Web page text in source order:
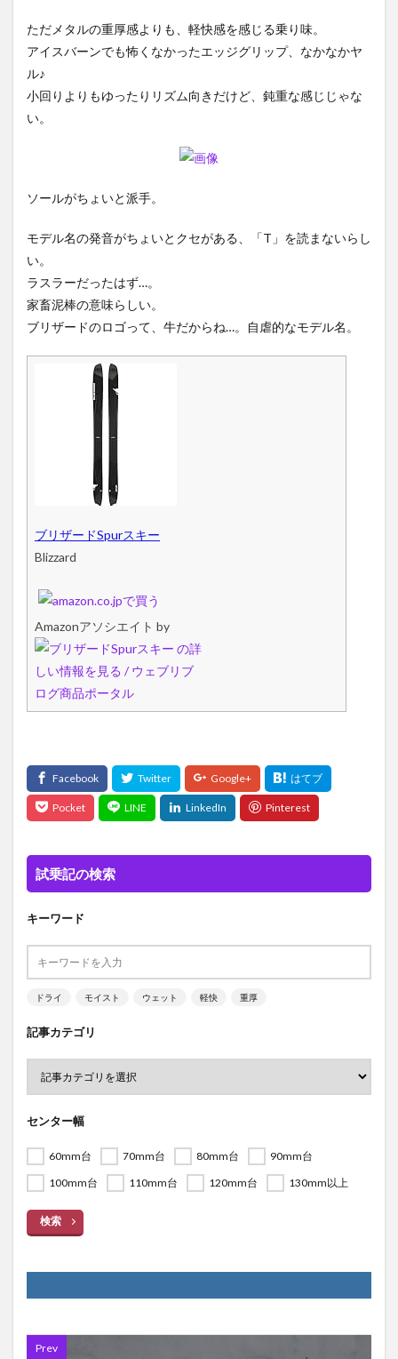
ただメタルの重厚感よりも、軽快感を感じる乗り味。
アイスバーンでも怖くなかったエッジグリップ、なかなかヤ
ル♪
小回りよりもゆったりリズム向きだけど、鈍重な感じじゃな
い。
ソールがちょいと派手。
モデル名の発音がちょいとクセがある、「T」を読まないらし
い。
ラスラーだったはず…。
家畜泥棒の意味らしい。
ブリザードのロゴって、牛だからね…。自虐的なモデル名。
ブリザードSpurスキー
Blizzard
Amazonアソシエイト by
試乗記の検索
キーワード
ドライ モイスト ウェット 軽快 重厚
記事カテゴリ
センター幅
60mm台 70mm台 80mm台
90mm台
100mm台
110mm台 120mm台 130mm以上
検索
Prev